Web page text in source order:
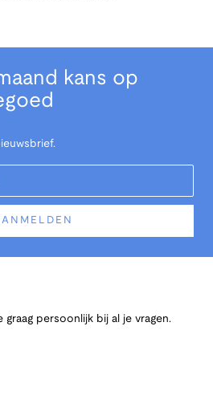
kans op
graag persoonlijk bij al je vragen.